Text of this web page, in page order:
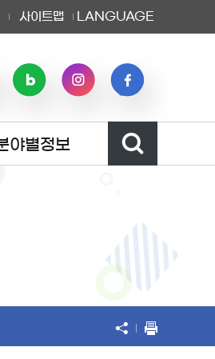
사이트맵 LANGUAGE
야별정보